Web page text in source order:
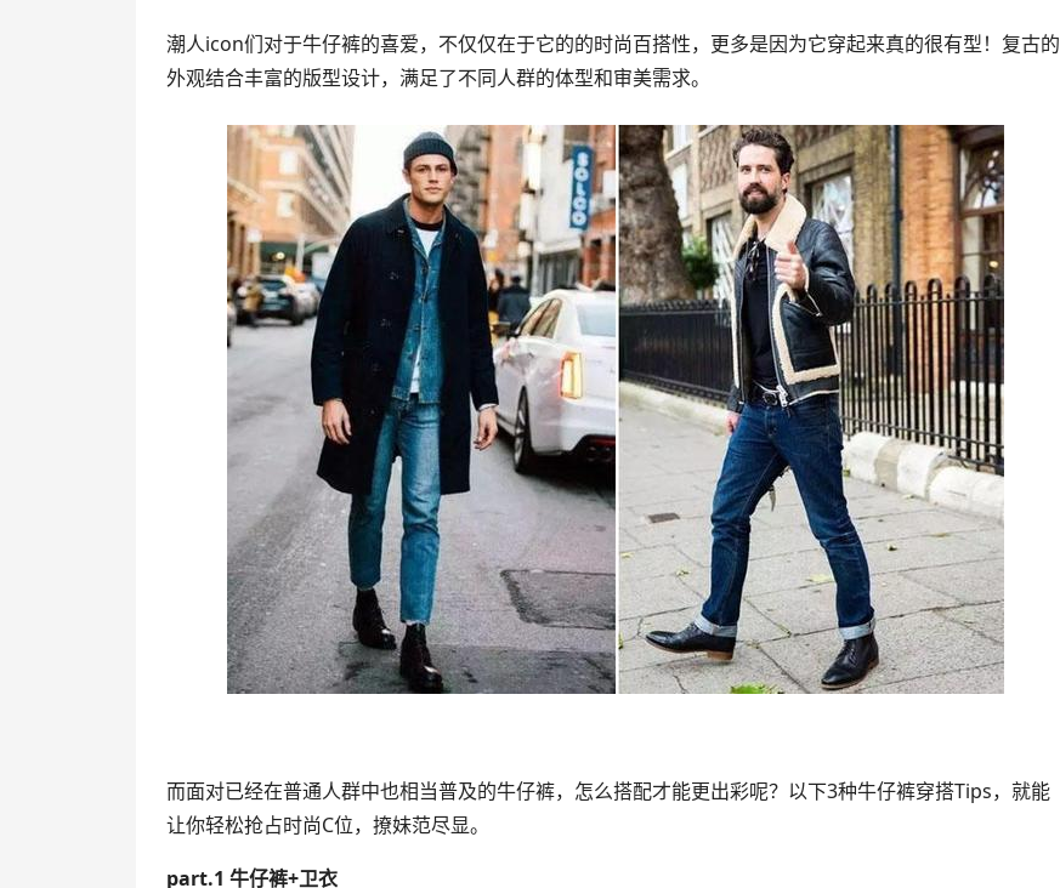
潮人icon们对于牛仔裤的喜爱，不仅仅在于它的的时尚百搭性，更多是因为它穿起来真的很有型！复古的
外观结合丰富的版型设计，满足了不同人群的体型和审美需求。
而面对已经在普通人群中也相当普及的牛仔裤，怎么搭配才能更出彩呢？以下3种牛仔裤穿搭Tips，就能
让你轻松抢占时尚C位，撩妹范尽显。
part.1 牛仔裤+卫衣